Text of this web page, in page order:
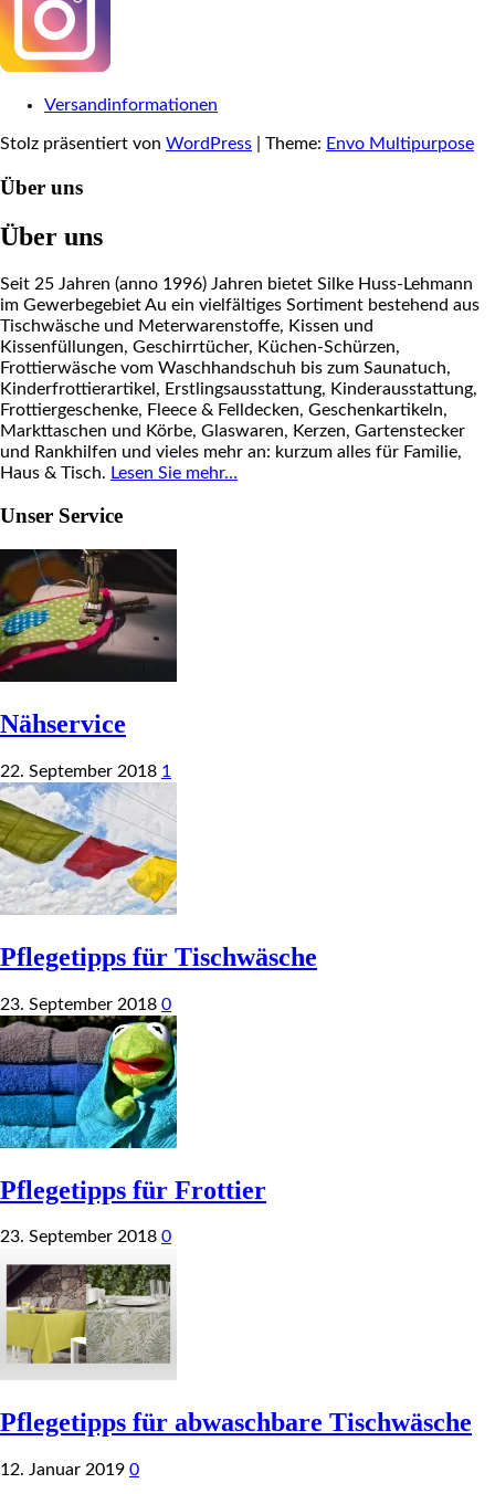
Versandinformationen
Stolz präsentiert von WordPress Theme: Envo Multipurpose
Über uns
Über uns
Seit 25 Jahren (anno 1996) Jahren bietet Silke Huss-Lehmann
im Gewerbegebiet Au ein vielfältiges Sortiment bestehend aus
Tischwäsche und Meterwarenstoffe, Kissen und
Kissenfüllungen, Geschirrtücher, Küchen-Schürzen,
Frottierwäsche vom Waschhandschuh bis zum Saunatuch,
Kinderfrottierartikel, Erstlingsausstattung, Kinderausstattung,
Frottiergeschenke, Fleece & Felldecken, Geschenkartikeln,
Markttaschen und Körbe, Glaswaren, Kerzen, Gartenstecker
und Rankhilfen und vieles mehr an: kurzum alles für Familie,
Haus & Tisch. Lesen Sie mehr…
Unser Service
Nähservice
22. September 2018 1
Pflegetipps für Tischwäsche
23. September 2018 0
Pflegetipps für Frottier
23. September 2018 0
Pflegetipps für abwaschbare Tischwäsche
12. Januar 2019 0